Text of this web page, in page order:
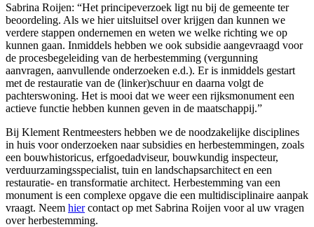
Sabrina Roijen: “Het principeverzoek ligt nu bij de gemeente ter
beoordeling. Als we hier uitsluitsel over krijgen dan kunnen we
verdere stappen ondernemen en weten we welke richting we op
kunnen gaan. Inmiddels hebben we ook subsidie aangevraagd voor
de procesbegeleiding van de herbestemming (vergunning
aanvragen, aanvullende onderzoeken e.d.). Er is inmiddels gestart
met de restauratie van de (linker)schuur en daarna volgt de
pachterswoning. Het is mooi dat we weer een rijksmonument een
actieve functie hebben kunnen geven in de maatschappij.”
Bij Klement Rentmeesters hebben we de noodzakelijke disciplines
in huis voor onderzoeken naar subsidies en herbestemmingen, zoals
een bouwhistoricus, erfgoedadviseur, bouwkundig inspecteur,
verduurzamingsspecialist, tuin en landschapsarchitect en een
restauratie- en transformatie architect. Herbestemming van een
monument is een complexe opgave die een multidisciplinaire aanpak
vraagt. Neem hiercontact op met Sabrina Roijen voor al uw vragen
over herbestemming.